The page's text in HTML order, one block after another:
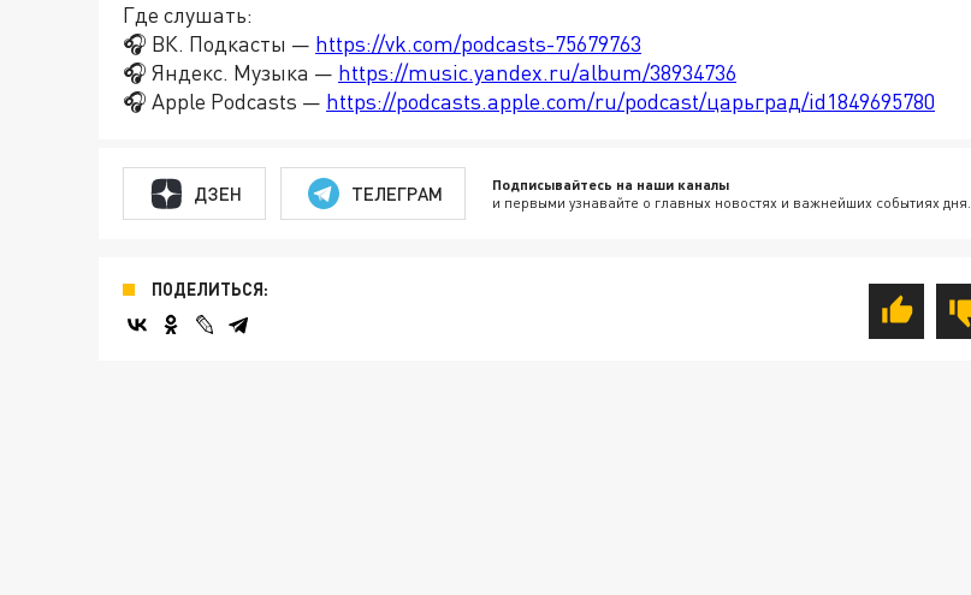
Где слушать:
🎧 ВК. Подкасты — https://vk.com/podcasts-75679763
🎧 Яндекс. Музыка — https://music.yandex.ru/album/38934736
🎧 Apple Podcasts — https://podcasts.apple.com/ru/podcast/царьград/id1849695780
ДЗЕН ТЕЛЕГРАМ Подписывайтесь на наши каналы
и первыми узнавайте о главных новостях и важнейших событиях дня.
ПОДЕЛИТЬСЯ: